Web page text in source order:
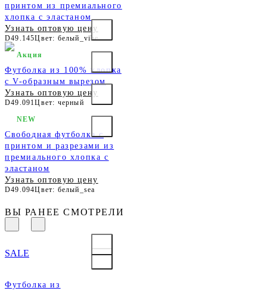
принтом из премиального
хлопка с эластаном
Узнать оптовую цену
D49.145Цвет: белый_vibe
Футболка из 100% хлопка
с V-образным вырезом
Узнать оптовую цену
D49.091Цвет: черный
Акция
Свободная футболка с
принтом и разрезами из
премиального хлопка с
эластаном
Узнать оптовую цену
D49.094Цвет: белый_sea
NEW
ВЫ РАНЕЕ СМОТРЕЛИ
Футболка из
SALE